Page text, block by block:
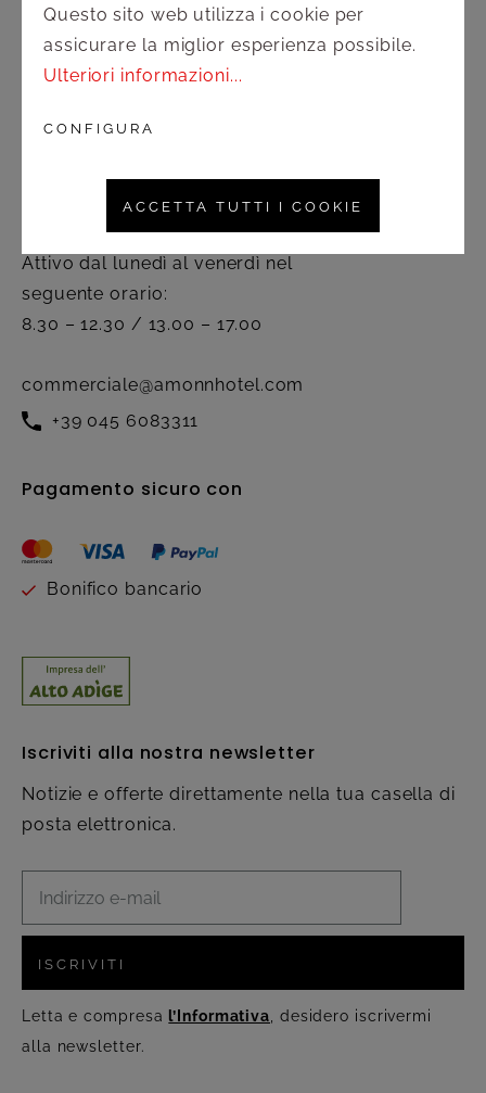
Spedizione e pagamento
Diritto di recesso
Contatto
Attivo dal lunedì al venerdì nel
seguente orario:
8.30 – 12.30 / 13.00 – 17.00
commerciale@amonnhotel.com
+39 045 6083311
Pagamento sicuro con
Bonifico bancario
Iscriviti alla nostra newsletter
Notizie e offerte direttamente nella tua casella di
posta elettronica.
ISCRIVITI
Letta e compresa l’Informativa , desidero iscrivermi
alla newsletter.
Questo sito web utilizza i cookie per
assicurare la miglior esperienza possibile.
Ulteriori informazioni...
CONFIGURA
ACCETTA TUTTI I COOKIE